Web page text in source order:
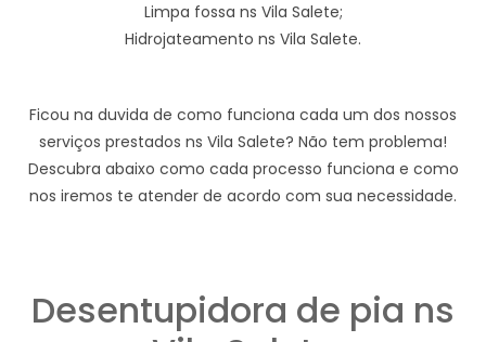
Limpa fossa ns Vila Salete;
Hidrojateamento ns Vila Salete.
Ficou na duvida de como funciona cada um dos nossos
serviços prestados ns Vila Salete? Não tem problema!
Descubra abaixo como cada processo funciona e como
nos iremos te atender de acordo com sua necessidade.
Desentupidora de pia ns